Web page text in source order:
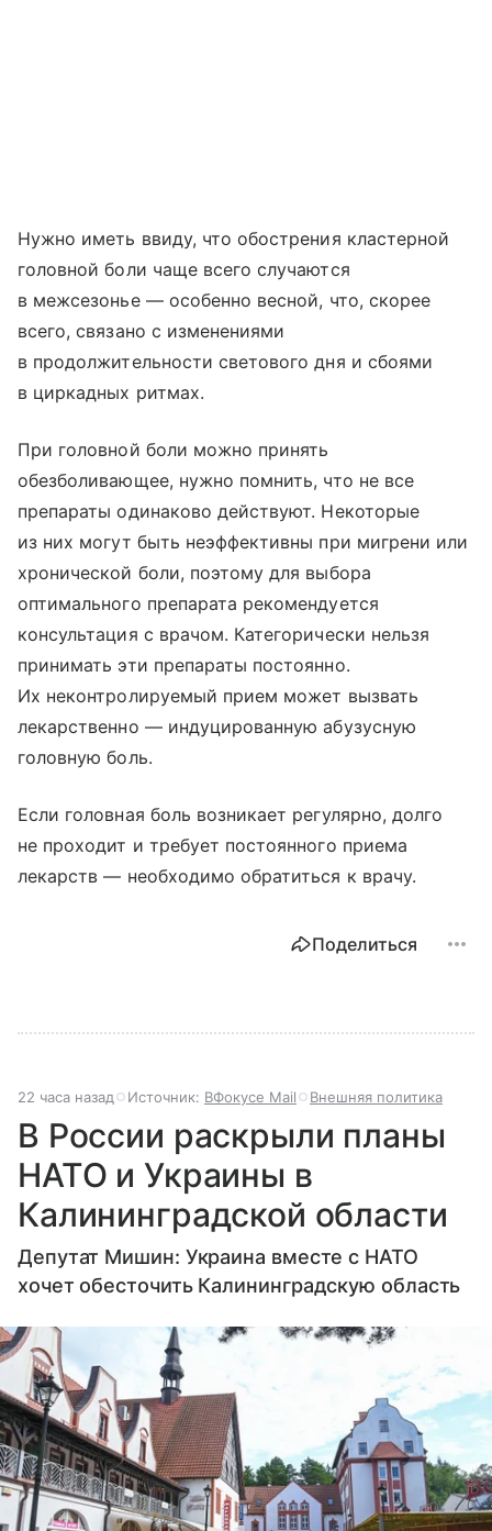
Нужно иметь ввиду, что обострения кластерной
головной боли чаще всего случаются
в межсезонье — особенно весной, что, скорее
всего, связано с изменениями
в продолжительности светового дня и сбоями
в циркадных ритмах.
При головной боли можно принять
обезболивающее, нужно помнить, что не все
препараты одинаково действуют. Некоторые
из них могут быть неэффективны при мигрени или
хронической боли, поэтому для выбора
оптимального препарата рекомендуется
консультация с врачом. Категорически нельзя
принимать эти препараты постоянно.
Их неконтролируемый прием может вызвать
лекарственно — индуцированную абузусную
головную боль.
Если головная боль возникает регулярно, долго
не проходит и требует постоянного приема
лекарств — необходимо обратиться к врачу.
Поделиться
22 часа назад Источник: ВФокусе Mail Внешняя политика
В России раскрыли планы
НАТО и Украины в
Калининградской области
Депутат Мишин: Украина вместе с НАТО
хочет обесточить Калининградскую область